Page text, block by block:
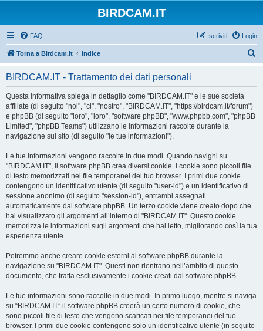
BIRDCAM.IT
FAQ Login
Iscriviti
Torna a Birdcam.it Indice
BIRDCAM.IT - Trattamento dei dati personali
Questa informativa spiega in dettaglio come "BIRDCAM.IT" e le sue società
affiliate (di seguito "noi", "ci", "nostro", "BIRDCAM.IT", "https://birdcam.it/forum")
e phpBB (di seguito "loro", "loro", "software phpBB", "www.phpbb.com", "phpBB
Limited", "phpBB Teams") utilizzano le informazioni raccolte durante la
navigazione sul sito (di seguito "le tue informazioni").
Le tue informazioni vengono raccolte in due modi. Quando navighi su
"BIRDCAM.IT", il software phpBB crea diversi cookie. I cookie sono piccoli file
di testo memorizzati nei file temporanei del tuo browser. I primi due cookie
contengono un identificativo utente (di seguito "user-id") e un identificativo di
sessione anonimo (di seguito "session-id"), entrambi assegnati
automaticamente dal software phpBB. Un terzo cookie viene creato dopo che
hai visualizzato gli argomenti all’interno di "BIRDCAM.IT". Questo cookie
memorizza le informazioni sugli argomenti che hai letto, migliorando così la tua
esperienza utente.
Potremmo anche creare cookie esterni al software phpBB durante la
navigazione su "BIRDCAM.IT". Questi non rientrano nell’ambito di questo
documento, che tratta esclusivamente i cookie creati dal software phpBB.
Le tue informazioni sono raccolte in due modi. In primo luogo, mentre si naviga
su “BIRDCAM.IT” il software phpBB creerà un certo numero di cookie, che
sono piccoli file di testo che vengono scaricati nei file temporanei del tuo
browser. I primi due cookie contengono solo un identificativo utente (in seguito